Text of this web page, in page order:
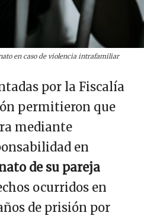
en caso de violencia intrafamiliar
por la Fiscalía
permitieron que
mediante
en
de su pareja
ocurridos en
de prisión por